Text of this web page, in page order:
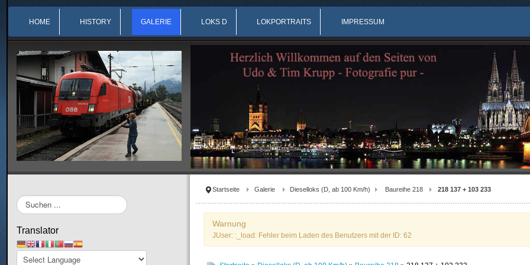
HOME HISTORY GALERIE LOKS D LOKPORTRAITS IMPRESSUM
Startseite Galerie Dieselloks (D, ab 100 Km/h) Baureihe 218 218 137 + 103 233
Warnung
JUser: :_load: Fehler beim Laden des Benutzers mit der ID: 62
Suchen
...
Translator